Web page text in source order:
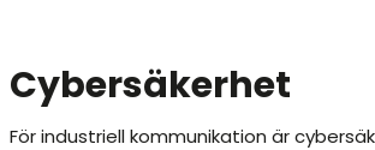
Cybersäkerhet
För industriell kommunikation är